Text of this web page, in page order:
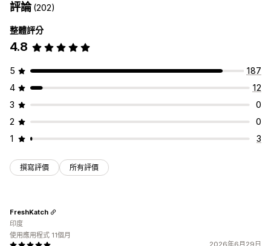
評論(202)
整體評分
4.8
5
187
4
12
3
0
2
0
1
3
撰寫評價 所有評價
FreshKatch
印度
使用應用程式 11個月